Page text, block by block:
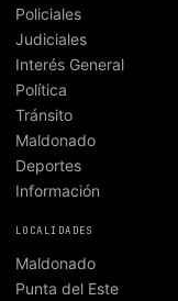
Policiales
Judiciales
Interés General
Política
Tránsito
Maldonado
Deportes
Información
LOCALIDADES
Maldonado
Punta del Este